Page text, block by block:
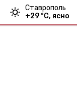
Ставрополь
+29 °С, ясно